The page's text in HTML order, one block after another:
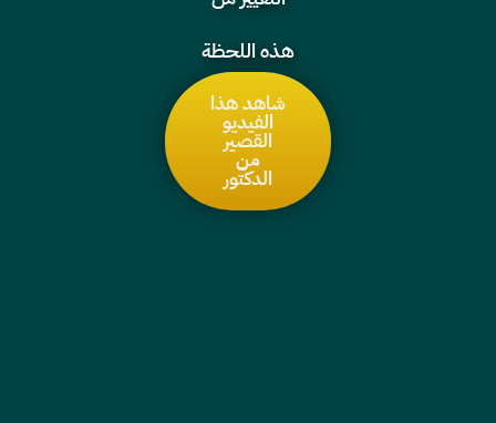
هذه اللحظة
شاهد هذا
الفيديو
القصير
من
الدكتور